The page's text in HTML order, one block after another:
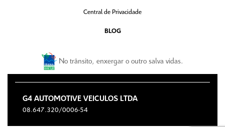
Central de Privacidade
BLOG
No trânsito, enxergar o outro salva vidas.
G4 AUTOMOTIVE VEICULOS LTDA
08.647.320/0006-54